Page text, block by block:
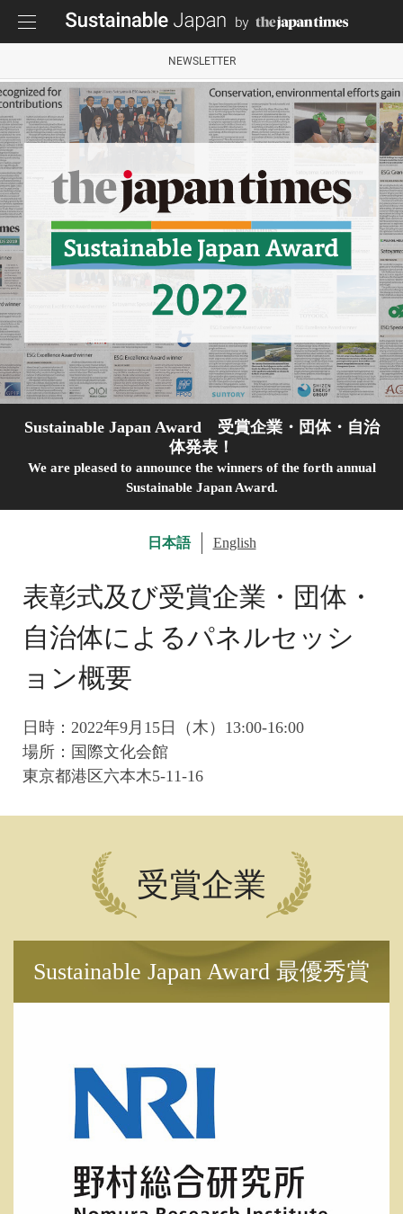
NEWSLETTER
Sustainable Japan Award 受賞企業・団体・自治
体発表！
We are pleased to announce the winners of the forth annual
Sustainable Japan Award.
日本語 English
表彰式及び受賞企業・団体・
自治体によるパネルセッシ
ョン概要
日時：2022年9月15日（木）13:00-16:00
場所：国際文化会館
東京都港区六本木5-11-16
受賞企業
Sustainable Japan Award 最優秀賞